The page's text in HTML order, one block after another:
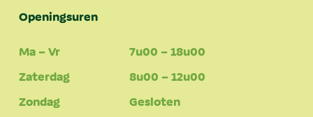
Openingsuren
Ma – Vr
7u00 – 18u00
Zaterdag
8u00 – 12u00
Zondag
Gesloten